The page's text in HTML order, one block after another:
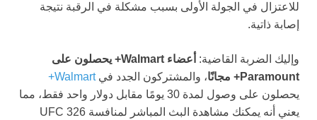
للاعتزال في الجولة الأولى بسبب مشكلة في الرقبة نتيجة
إصابة ذاتية.
وإليك الضربة القاضية:
أعضاء Walmart+ يحصلون على
Paramount+ مجانًا
، والمشتركون الجدد فيWalmart+
يحصلون على وصول لمدة 30 يومًا مقابل دولار واحد فقط، مما
يعني أنه يمكنك مشاهدة البث المباشر لمنافسة UFC 326